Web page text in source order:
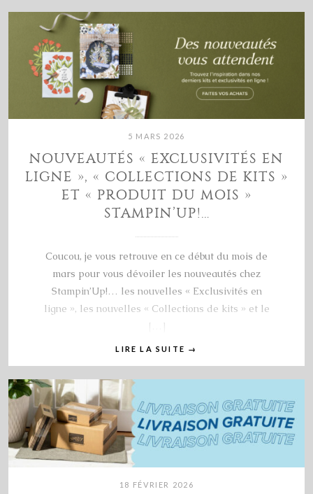
5 MARS 2026
NOUVEAUTÉS « EXCLUSIVITÉS EN
LIGNE », « COLLECTIONS DE KITS »
ET « PRODUIT DU MOIS »
STAMPIN’UP!…
Coucou, je vous retrouve en ce début du mois de
mars pour vous dévoiler les nouveautés chez
Stampin’Up!… les nouvelles « Exclusivités en
ligne », les nouvelles « Collections de kits » et le
[…]
LIRE LA SUITE →
18 FÉVRIER 2026